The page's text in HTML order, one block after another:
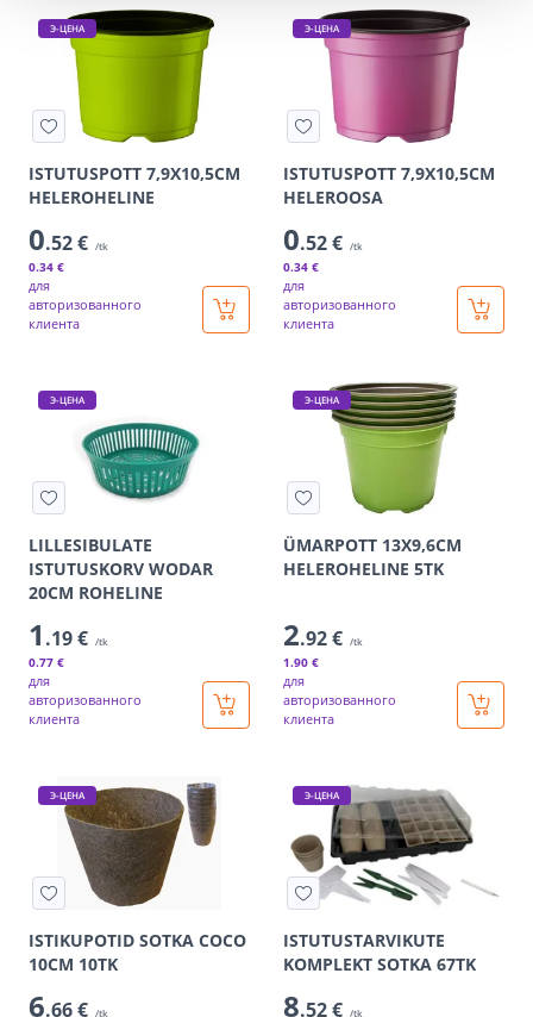
Э-ЦЕНА
ISTUTUSPOTT 7,9X10,5CM
HELEROHELINE
0.52 € /tk
0.34 €
для
авторизованного
клиента
Э-ЦЕНА
ISTUTUSPOTT 7,9X10,5CM
HELEROOSA
0.52 € /tk
0.34 €
для
авторизованного
клиента
Э-ЦЕНА
LILLESIBULATE
ISTUTUSKORV WODAR
20CM ROHELINE
1 .19 € /tk
0.77 €
для
авторизованного
клиента
Э-ЦЕНА
ÜMARPOTT 13X9,6CM
HELEROHELINE 5TK
2.92 € /tk
1.90 €
для
авторизованного
клиента
Э-ЦЕНА
ISTIKUPOTID SOTKA COCO
10CM 10TK
6.66 € /tk
Э-ЦЕНА
ISTUTUSTARVIKUTE
KOMPLEKT SOTKA 67TK
8.52 € /tk